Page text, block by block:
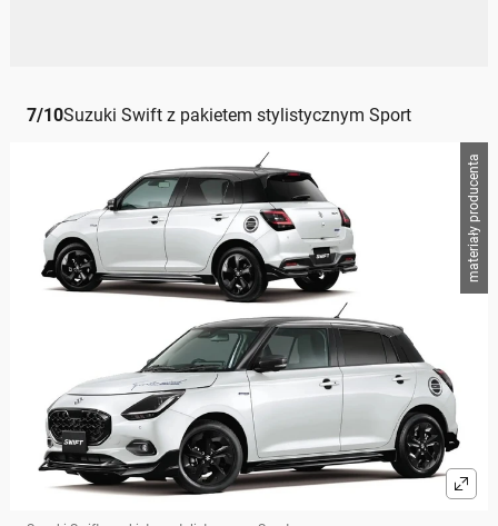
7/10Suzuki Swift z pakietem stylistycznym Sport
materiały producenta